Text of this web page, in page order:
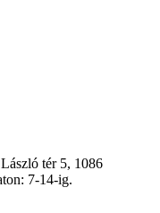
tér 5, 1086
7-14-ig.